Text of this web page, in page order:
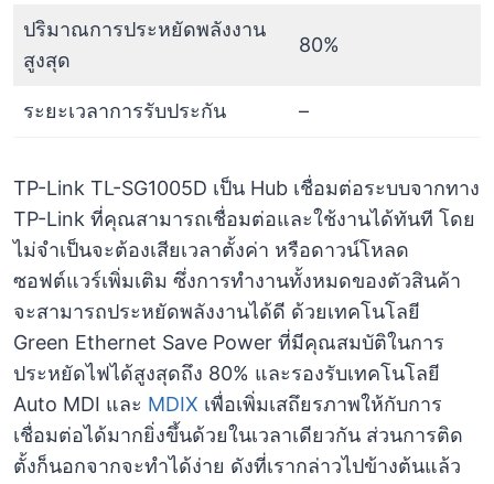
ปริมาณการประหยัดพลังงาน
สูงสุด
80%
ระยะเวลาการรับประกัน –
TP-Link TL-SG1005D เป็น Hub เชื่อมต่อระบบจากทาง
TP-Link ที่คุณสามารถเชื่อมต่อและใช้งานได้ทันที โดย
ไม่จำเป็นจะต้องเสียเวลาตั้งค่า หรือดาวน์โหลด
ซอฟต์แวร์เพิ่มเติม ซึ่งการทำงานทั้งหมดของตัวสินค้า
จะสามารถประหยัดพลังงานได้ดี ด้วยเทคโนโลยี
Green Ethernet Save Power ที่มีคุณสมบัติในการ
ประหยัดไฟได้สูงสุดถึง 80% และรองรับเทคโนโลยี
Auto MDI และ MDIX เพื่อเพิ่มเสถึยรภาพให้กับการ
เชื่อมต่อได้มากยิ่งขึ้นด้วยในเวลาเดียวกัน ส่วนการติด
ตั้งก็นอกจากจะทำได้ง่าย ดังที่เรากล่าวไปข้างต้นแล้ว